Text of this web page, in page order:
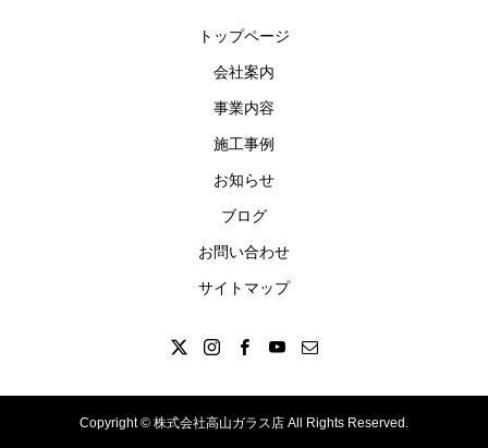
トップページ
会社案内
事業内容
施工事例
お知らせ
ブログ
お問い合わせ
サイトマップ
Copyright © 株式会社高山ガラス店 All Rights Reserved.